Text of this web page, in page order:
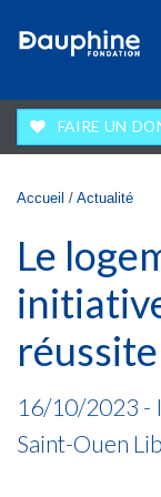
FAIRE UN
Vous êtes ici
Accueil / Actualité
Le
16/10/2023 -
Saint-Ouen